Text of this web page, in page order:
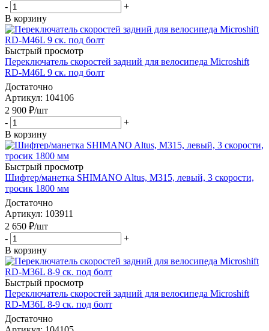
-
+
В корзину
Быстрый просмотр
Переключатель скоростей задний для велосипеда Microshift
RD-M46L 9 ск. под болт
Достаточно
Артикул: 104106
2 900 ₽/шт
-
+
В корзину
Быстрый просмотр
Шифтер/манетка SHIMANO Altus, M315, левый, 3 скорости,
тросик 1800 мм
Достаточно
Артикул: 103911
2 650 ₽/шт
-
+
В корзину
Быстрый просмотр
Переключатель скоростей задний для велосипеда Microshift
RD-M36L 8-9 ск. под болт
Достаточно